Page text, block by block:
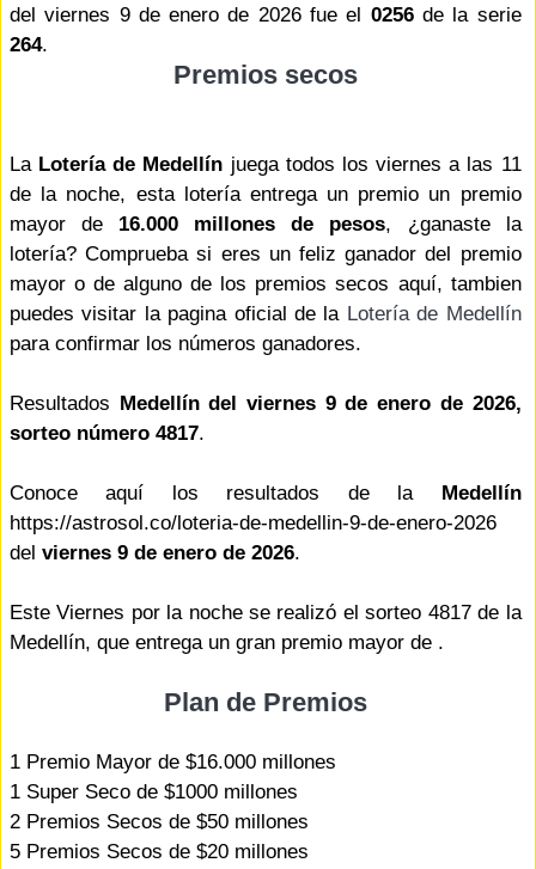
del viernes 9 de enero de 2026 fue el 0256de la serie
264.
Premios secos
La Lotería de Medellín juega todos los viernes a las 11
de la noche, esta lotería entrega un premio un premio
mayor de 16.000 millones de pesos, ¿ganaste la
lotería? Comprueba si eres un feliz ganador del premio
mayor o de alguno de los premios secos aquí, tambien
puedes visitar la pagina oficial de la Lotería de Medellín
para confirmar los números ganadores.
Resultados Medellín del viernes 9 de enero de 2026,
sorteo número 4817.
Conoce aquí los resultados de la Medellín
https://astrosol.co/loteria-de-medellin-9-de-enero-2026
del viernes 9 de enero de 2026.
Este Viernes por la noche se realizó el sorteo 4817 de la
Medellín, que entrega un gran premio mayor de .
Plan de Premios
1 Premio Mayor de $16.000 millones
1 Super Seco de $1000 millones
2 Premios Secos de $50 millones
5 Premios Secos de $20 millones